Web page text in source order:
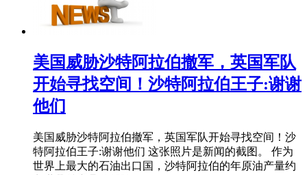
美国威胁沙特阿拉伯撤军，英国军队
开始寻找空间！沙特阿拉伯王子:谢谢
他们
美国威胁沙特阿拉伯撤军，英国军队开始寻找空间！沙
特阿拉伯王子:谢谢他们 这张照片是新闻的截图。 作为
世界上最大的石油出口国，沙特阿拉伯的年原油产量约